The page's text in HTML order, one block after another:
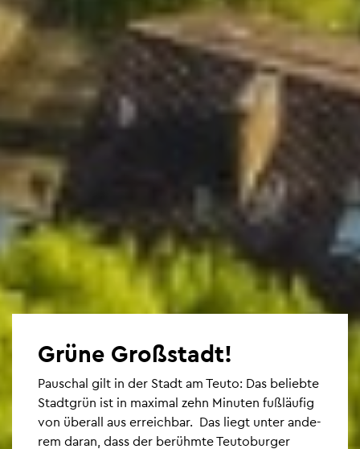
Grüne Gro­ß­stadt!
Pau­schal gilt in der Stadt am Teuto: Das be­lieb­te
Stadt­grün ist in ma­xi­mal zehn Mi­nu­ten fu­ß­läu­fig
von über­all aus er­reich­bar. Das liegt unter an­de­
rem daran, dass der be­rühm­te Teu­to­bur­ger